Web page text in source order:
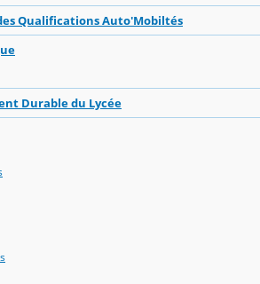
Qualifications Auto'Mobiltés
Durable du Lycée